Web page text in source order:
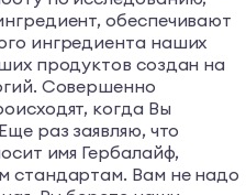
обеспечивают
ингредиента наших
продуктов создан на
Совершенно
когда Вы
раз заявляю, что
имя Гербалайф,
стандартам. Вам не надо